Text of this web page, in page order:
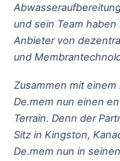
und sein Team
Anbieter von
und
Zusammen mit
De.mem nun einen
Terrain. Denn der
Sitz in Kingston,
De.mem nun in